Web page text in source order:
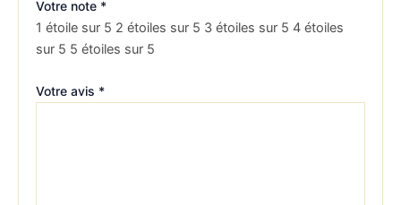
Votre note *
1 étoile sur 5 2 étoiles sur 5 3 étoiles sur 5 4 étoiles
sur 5 5 étoiles sur 5
Votre avis *